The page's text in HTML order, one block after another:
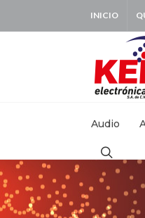
INICIO
Audio